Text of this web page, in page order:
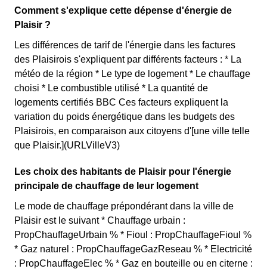
Comment s'explique cette dépense d'énergie de
Plaisir ?
Les différences de tarif de l'énergie dans les factures
des Plaisirois s'expliquent par différents facteurs : * La
météo de la région * Le type de logement * Le chauffage
choisi * Le combustible utilisé * La quantité de
logements certifiés BBC Ces facteurs expliquent la
variation du poids énergétique dans les budgets des
Plaisirois, en comparaison aux citoyens d'[une ville telle
que Plaisir.](URLVilleV3)
Les choix des habitants de Plaisir pour l'énergie
principale de chauffage de leur logement
Le mode de chauffage prépondérant dans la ville de
Plaisir est le suivant * Chauffage urbain :
PropChauffageUrbain % * Fioul : PropChauffageFioul %
* Gaz naturel : PropChauffageGazReseau % * Electricité
: PropChauffageElec % * Gaz en bouteille ou en citerne :